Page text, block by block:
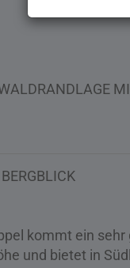
kommt ein
und bietet in